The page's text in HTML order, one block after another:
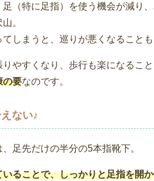
（特に足指）を使う機会が減り
。
しまうと、巡りが悪くなることも
やすくなり、歩行も楽になるこ
の要なのです。
ない♪
足先だけの半分の5本指靴下。
ることで、しっかりと足指を開